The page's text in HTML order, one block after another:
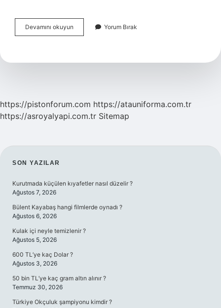
Devamını okuyun
Ne
Yorum Bırak
https://pistonforum.com https://atauniforma.com.tr
https://asroyalyapi.com.tr Sitemap
SIDEBAR
SON YAZILAR
Kurutmada küçülen kıyafetler nasıl düzelir ?
Ağustos 7, 2026
Bülent Kayabaş hangi filmlerde oynadı ?
Ağustos 6, 2026
Kulak içi neyle temizlenir ?
Ağustos 5, 2026
600 TL’ye kaç Dolar ?
Ağustos 3, 2026
50 bin TL’ye kaç gram altın alınır ?
Temmuz 30, 2026
Türkiye Okçuluk şampiyonu kimdir ?